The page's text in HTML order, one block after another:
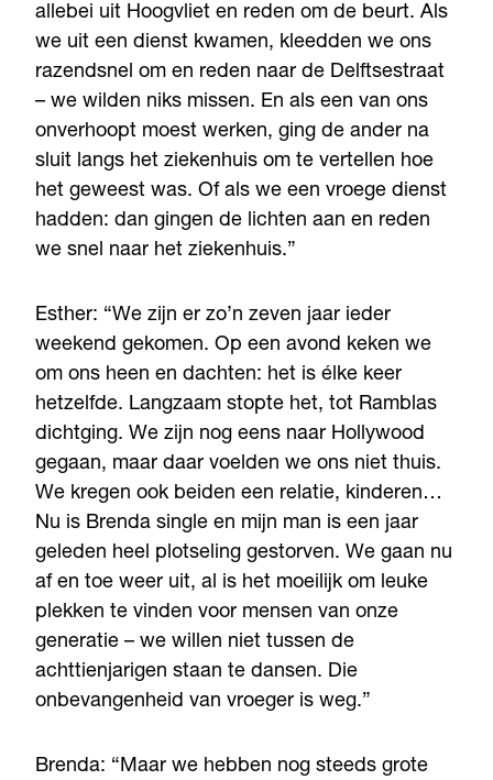
allebei uit Hoogvliet en reden om de beurt. Als
we uit een dienst kwamen, kleedden we ons
razendsnel om en reden naar de Delftsestraat
– we wilden niks missen. En als een van ons
onverhoopt moest werken, ging de ander na
sluit langs het ziekenhuis om te vertellen hoe
het geweest was. Of als we een vroege dienst
hadden: dan gingen de lichten aan en reden
we snel naar het ziekenhuis.”
Esther: “We zijn er zo’n zeven jaar ieder
weekend gekomen. Op een avond keken we
om ons heen en dachten: het is élke keer
hetzelfde. Langzaam stopte het, tot Ramblas
dichtging. We zijn nog eens naar Hollywood
gegaan, maar daar voelden we ons niet thuis.
We kregen ook beiden een relatie, kinderen…
Nu is Brenda single en mijn man is een jaar
geleden heel plotseling gestorven. We gaan nu
af en toe weer uit, al is het moeilijk om leuke
plekken te vinden voor mensen van onze
generatie – we willen niet tussen de
achttienjarigen staan te dansen. Die
onbevangenheid van vroeger is weg.”
Brenda: “Maar we hebben nog steeds grote